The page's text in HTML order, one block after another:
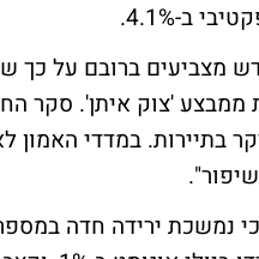
ב-4.1%.
מצביעים ברובם על כך
'צוק איתן'. סקר
בתיירות. במדדי
כי נמשכת ירידה חדה